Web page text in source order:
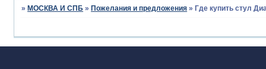
»МОСКВА И СПБ »Пожелания и предложения »Где купить стул